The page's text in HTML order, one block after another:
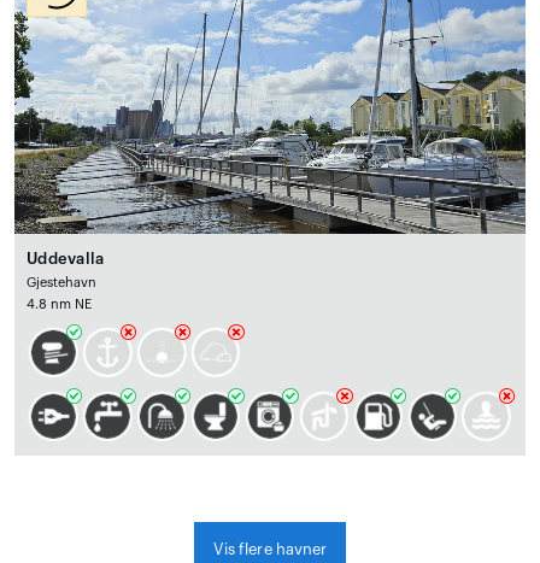
Uddevalla
Gjestehavn
4.8 nm NE
Vis flere havner